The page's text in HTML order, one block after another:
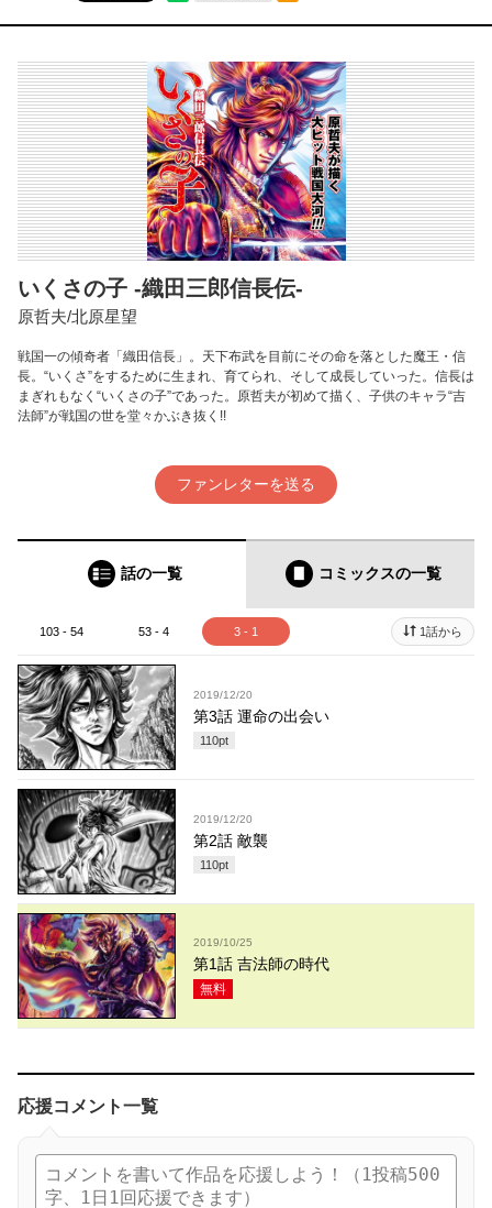
いくさの子 ‐織田三郎信長伝‐
原哲夫/北原星望
戦国一の傾奇者「織田信長」。天下布武を目前にその命を落とした魔王・信
長。“いくさ”をするために生まれ、育てられ、そして成長していった。信長は
まぎれもなく“いくさの子”であった。原哲夫が初めて描く、子供のキャラ“吉
法師”が戦国の世を堂々かぶき抜く!!
ファンレターを送る
話の一覧 コミックスの一覧
103 - 54 53 - 4 3 - 1 1話から
2019/12/20
第3話 運命の出会い
110pt
2019/12/20
第2話 敵襲
110pt
2019/10/25
第1話 吉法師の時代
無料
応援コメント一覧